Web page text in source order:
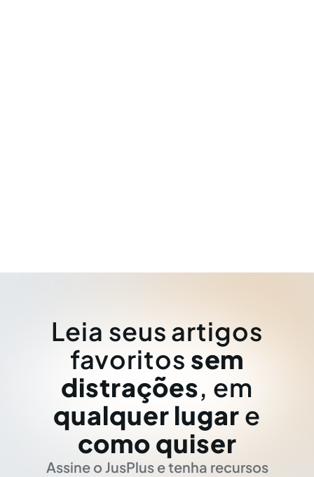
Leia seus artigos
favoritos sem
distrações, em
qualquer lugar e
como quiser
Assine o JusPlus e tenha recursos